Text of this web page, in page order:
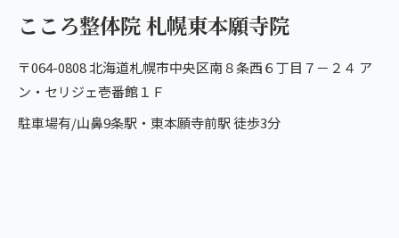
こころ整体院 札幌東本願寺院
〒064-0808 北海道札幌市中央区南８条西６丁目７－２４ ア
ン・セリジェ壱番館１Ｆ
駐車場有/山鼻9条駅・東本願寺前駅 徒歩3分